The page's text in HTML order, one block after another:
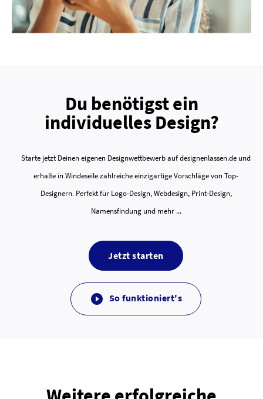
Du benötigst ein
individuelles Design?
Starte jetzt Deinen eigenen Designwettbewerb auf designenlassen.de und
erhalte in Windeseile zahlreiche einzigartige Vorschläge von Top-
Designern. Perfekt für Logo-Design, Webdesign, Print-Design,
Namensfindung und mehr ...
Jetzt starten
 So funktioniert's